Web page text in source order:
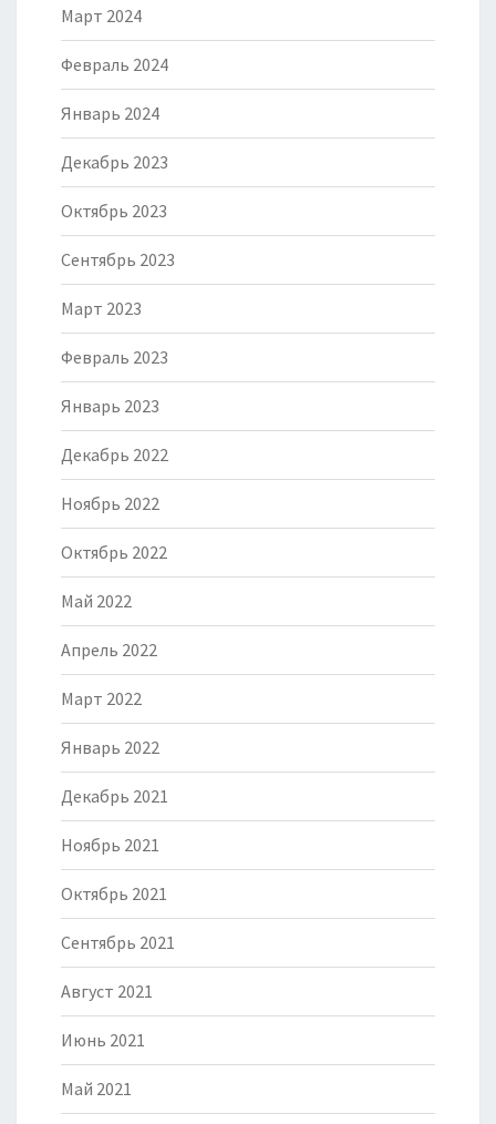
Март 2024
Февраль 2024
Январь 2024
Декабрь 2023
Октябрь 2023
Сентябрь 2023
Март 2023
Февраль 2023
Январь 2023
Декабрь 2022
Ноябрь 2022
Октябрь 2022
Май 2022
Апрель 2022
Март 2022
Январь 2022
Декабрь 2021
Ноябрь 2021
Октябрь 2021
Сентябрь 2021
Август 2021
Июнь 2021
Май 2021